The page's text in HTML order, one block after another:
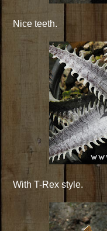
Nice teeth.
With T-Rex style.